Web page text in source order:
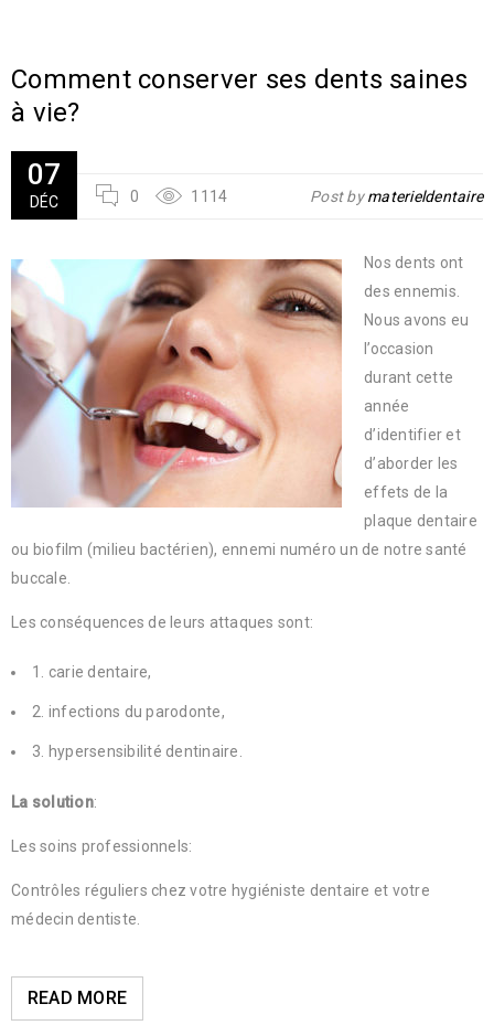
Comment conserver ses dents saines
à vie?
07
DÉC 0 1114 Post bymaterieldentaire
Nos dents ont
des ennemis.
Nous avons eu
l’occasion
durant cette
année
d’identifier et
d’aborder les
effets de la
plaque dentaire
ou biofilm (milieu bactérien), ennemi numéro un de notre santé
buccale.
Les conséquences de leurs attaques sont:
1. carie dentaire,
2. infections du parodonte,
3. hypersensibilité dentinaire.
La solution:
Les soins professionnels:
Contrôles réguliers chez votre hygiéniste dentaire et votre
médecin dentiste.
READ MORE